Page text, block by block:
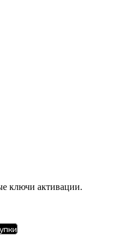
ключи активации.